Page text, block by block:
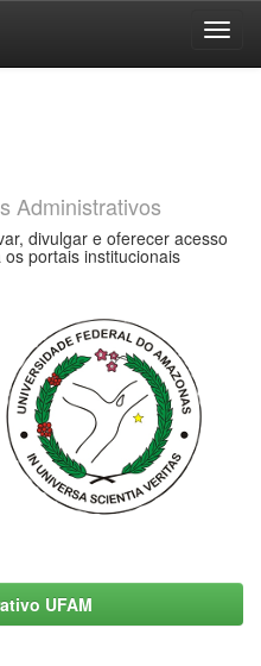
Administrativos
divulgar e oferecer acesso
portais institucionais
UFAM